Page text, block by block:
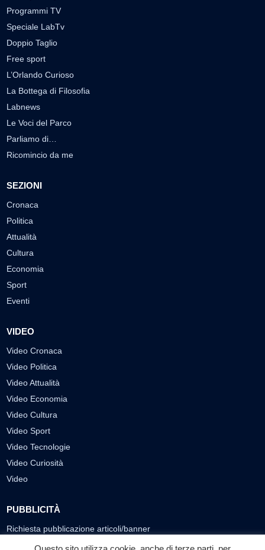
Programmi TV
Speciale LabTv
Doppio Taglio
Free sport
L’Orlando Curioso
La Bottega di Filosofia
Labnews
Le Voci del Parco
Parliamo di…
Ricomincio da me
SEZIONI
Cronaca
Politica
Attualità
Cultura
Economia
Sport
Eventi
VIDEO
Video Cronaca
Video Politica
Video Attualità
Video Economia
Video Cultura
Video Sport
Video Tecnologie
Video Curiosità
Video
PUBBLICITÀ
Richiesta pubblicazione articoli/banner